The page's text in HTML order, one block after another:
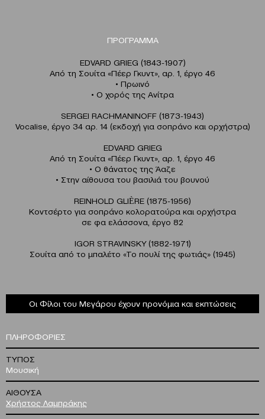
ΠΡΟΓΡΑΜΜΑ
EDVARD GRIEG (1843-1907)
Από τη Σουίτα «Πέερ Γκυντ», αρ. 1, έργο 46
• Πρωινό
• Ο χορός της Ανίτρα
SERGEI RACHMANINOFF (1873-1943)
Vocalise, έργο 34 αρ. 14 (εκδοχή για σοπράνο και ορχήστρα)
EDVARD GRIEG
Από τη Σουίτα «Πέερ Γκυντ», αρ. 1, έργο 46
• Ο θάνατος της Άαζε
• Στην αίθουσα του βασιλιά του βουνού
REINHOLD GLIЀRE (1875-1956)
Κοντσέρτο για σοπράνο κολορατούρα και ορχήστρα
σε φα ελάσσονα, έργο 82
IGOR STRAVINSKY (1882-1971)
Σουίτα από το μπαλέτο «Το πουλί της φωτιάς» (1945)
Οι Φίλοι του Μεγάρου έχουν προνόμια και εκπτώσεις
ΠΛΗΡΟΦΟΡΙΕΣ
ΤΥΠΟΣ
Μουσική
ΑΙΘΟΥΣΑ
Χρήστος Λαμπράκης